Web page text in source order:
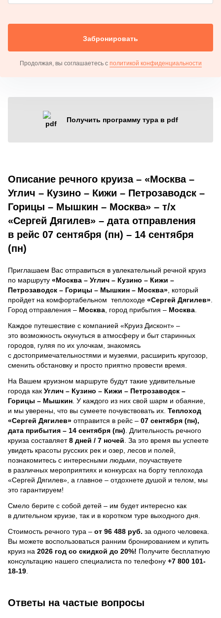
Забронировать
Продолжая, вы соглашаетесь с политикой конфиденциальности
Получить программу тура в pdf
Описание речного круиза – «Москва –
Углич – Кузино – Кижи – Петрозаводск –
Горицы – Мышкин – Москва» – т/х
«Сергей Дягилев» – дата отправления
в рейс 07 сентября (пн) – 14 сентября
(пн)
Приглашаем Вас отправиться в увлекательный речной круиз
по маршруту «Москва – Углич – Кузино – Кижи –
Петрозаводск – Горицы – Мышкин – Москва» , который
пройдет на комфортабельном теплоходе «Сергей Дягилев»
Город отправления – Москва , город прибытия – Москва
Каждое путешествие с компанией «Круиз Дисконт» –
это возможность окунуться в атмосферу и быт старинных
городов, гуляя по их улочкам, знакомясь
с достопримечательностями и музеями, расширить кругозор,
сменить обстановку и просто приятно провести время.
На Вашем круизном маршруте будут такие удивительные
города как Углич – Кузино – Кижи – Петрозаводск –
Горицы – Мышкин . У каждого из них свой шарм и обаяние,
и мы уверены, что вы сумеете почувствовать их. Теплоход
«Сергей Дягилев» отправится в рейс – 07 сентября (пн),
дата прибытия – 14 сентября (пн) . Длительность речного
круиза составляет8 дней / 7 ночей За это время вы успеете
увидеть красоты русских рек и озер, лесов и полей,
познакомитесь с интересными людьми, поучаствуете
в различных мероприятиях и конкурсах на борту теплохода
«Сергей Дягилев», а главное – отдохнете душой и телом, мы
это гарантируем!
Смело берите с собой детей – им будет интересно как
в длительном круизе, так и в коротком туре выходного дня.
Стоимость речного тура – от 96 488 руб. за одного человека.
Вы можете воспользоваться ранним бронированием и купить
круиз на 2026 год со скидкой до 20%! Получите бесплатную
консультацию нашего специалиста по телефону +7 800 101-
18-19
Ответы на частые вопросы